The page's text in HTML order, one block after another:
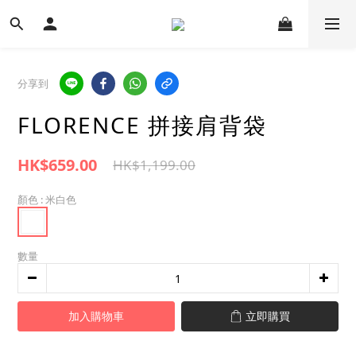
分享到
FLORENCE 拼接肩背袋
HK$659.00 HK$1,199.00
顏色 : 米白色
數量
加入購物車 立即購買